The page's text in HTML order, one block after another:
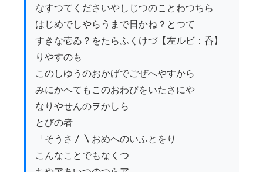
なすつてくださいやしじつのことわつちら
はじめでしやらうまで日かね？とつて
すきな壱ゐ？をたらふくけづ【左ルビ：呑】
りやすのも
このしゆうのおかげでごぜへやすから
みにかへてもこのおわびをいたさにや
なりやせんのヲかしら
とびの者
「そうさ〳〵おめへのいふとをり
こんなことでもなくつ